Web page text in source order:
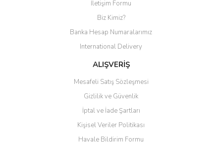
İletişim Formu
Biz Kimiz?
Banka Hesap Numaralarımız
International Delivery
ALIŞVERİŞ
Mesafeli Satış Sözleşmesi
Gizlilik ve Güvenlik
İptal ve İade Şartları
Kişisel Veriler Politikası
Havale Bildirim Formu